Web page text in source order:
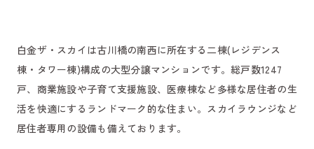
白金ザ・スカイは古川橋の南西に所在する二棟(レジデンス
棟・タワー棟)構成の大型分譲マンションです。総戸数1247
戸、商業施設や子育て支援施設、医療棟など多様な居住者の生
活を快適にするランドマーク的な住まい。スカイラウンジなど
居住者専用の設備も備えております。